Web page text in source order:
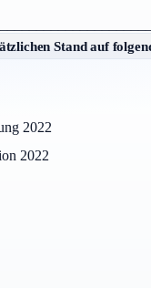
Stand auf
2022
2022